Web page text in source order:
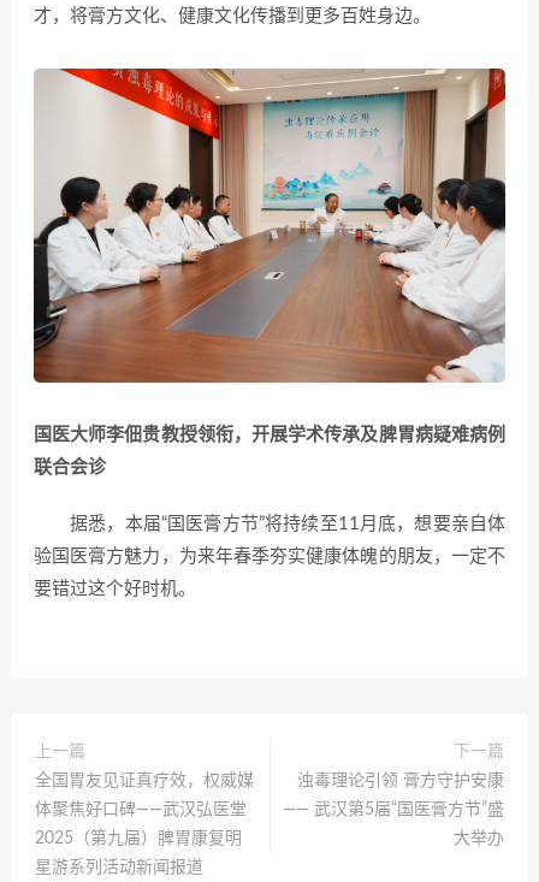
才，将膏方文化、健康文化传播到更多百姓身边。
国医大师李佃贵教授领衔，开展学术传承及脾胃病疑难病例
联合会诊
据悉，本届“国医膏方节”将持续至11月底，想要亲自体
验国医膏方魅力，为来年春季夯实健康体魄的朋友，一定不
要错过这个好时机。
上一篇
全国胃友见证真疗效，权威媒
体聚焦好口碑——武汉弘医堂
2025（第九届）脾胃康复明
星游系列活动新闻报道
下一篇
浊毒理论引领 膏方守护安康
—— 武汉第5届“国医膏方节”盛
大举办